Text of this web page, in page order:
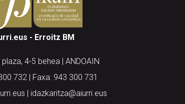
- Erroitz BM
4-5 behea | ANDOAIN
732 | Faxa: 943 300 731
| idazkaritza@aiurri.eus